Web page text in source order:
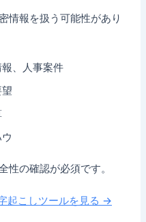
情報を扱う可能性があり
報、人事案件
性の確認が必須です。
起こしツールを見る →